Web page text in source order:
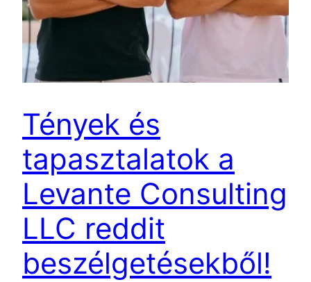
Tények és
tapasztalatok a
Levante Consulting
LLC reddit
beszélgetésekből!